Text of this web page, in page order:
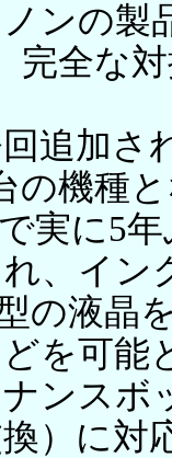
ンの製
完全な
追加さ
の機種
実に5
、イン
の液晶
を可能
ンスボ
）に対